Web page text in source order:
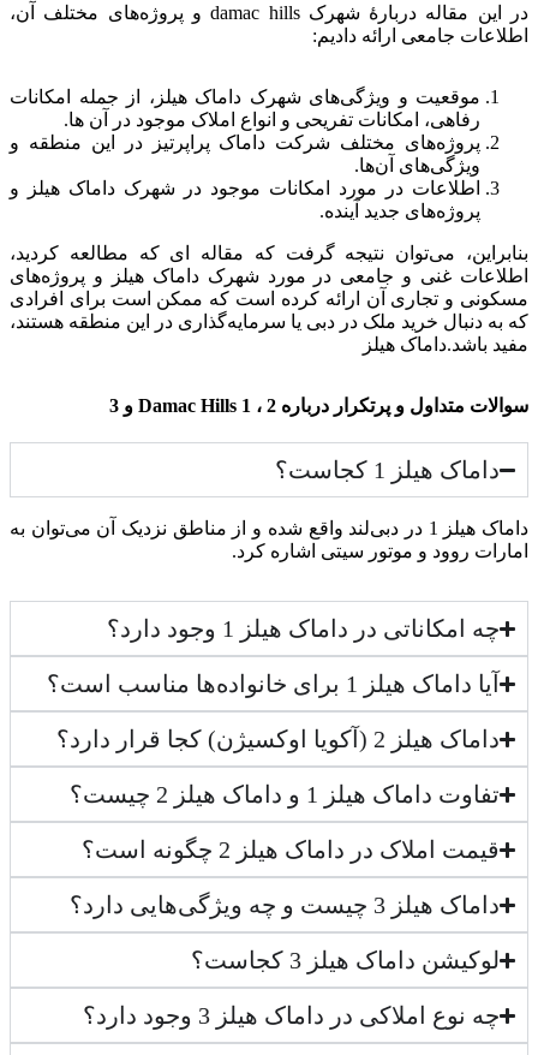
در این مقاله دربارهٔ شهرک damac hills و پروژه‌های مختلف آن،
اطلاعات جامعی ارائه دادیم:
موقعیت و ویژگی‌های شهرک داماک هیلز، از جمله امکانات
رفاهی، امکانات تفریحی و انواع املاک موجود در آن ها.
پروژه‌های مختلف شرکت داماک پراپرتیز در این منطقه و
ویژگی‌های آن‌ها.
اطلاعات در مورد امکانات موجود در شهرک داماک هیلز و
پروژه‌های جدید آینده.
بنابراین، می‌توان نتیجه گرفت که مقاله ای که مطالعه کردید،
اطلاعات غنی و جامعی در مورد شهرک داماک هیلز و پروژه‌های
مسکونی و تجاری آن ارائه کرده است که ممکن است برای افرادی
که به دنبال خرید ملک در دبی یا سرمایه‌گذاری در این منطقه هستند،
مفید باشد.داماک هیلز
سوالات متداول و پرتکرار درباره Damac Hills 1 ، 2 و 3
داماک هیلز 1 کجاست؟
داماک هیلز 1 در دبی‌لند واقع شده و از مناطق نزدیک آن می‌توان به
امارات‌ روود و موتور سیتی اشاره کرد.
چه امکاناتی در داماک هیلز 1 وجود دارد؟
آیا داماک هیلز 1 برای خانواده‌ها مناسب است؟
داماک هیلز 2 (آکویا اوکسیژن) کجا قرار دارد؟
تفاوت داماک هیلز 1 و داماک هیلز 2 چیست؟
قیمت املاک در داماک هیلز 2 چگونه است؟
داماک هیلز 3 چیست و چه ویژگی‌هایی دارد؟
لوکیشن داماک هیلز 3 کجاست؟
چه نوع املاکی در داماک هیلز 3 وجود دارد؟